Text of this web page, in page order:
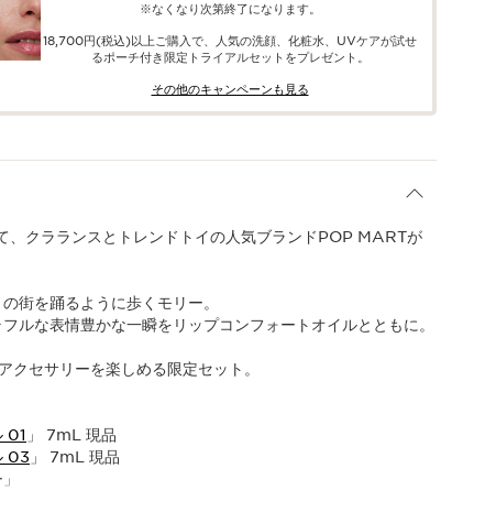
※なくなり次第終了になります。
18,700円(税込)以上ご購入で、​人気の洗顔、化粧水、UVケアが試せ
る​ポーチ付き限定トライアルセットをプレゼント。​
その他のキャンペーンも見る​
、​クラランスと​トレンドトイの人気ブランドPOP MARTが
街を踊るように歩くモリー。​
ルな表情豊かな一瞬をリップコンフォートオイルとともに。​
クセサリーを楽しめる限定セット。​
01 」 7mL 現品
03 」 7mL 現品